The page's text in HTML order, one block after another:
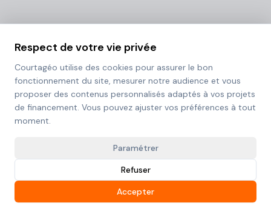
Respect de votre vie privée
Courtagéo utilise des cookies pour assurer le bon
fonctionnement du site, mesurer notre audience et vous
proposer des contenus personnalisés adaptés à vos projets
de financement. Vous pouvez ajuster vos préférences à tout
moment.
Paramétrer
Refuser
Accepter